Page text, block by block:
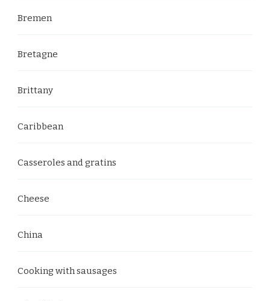
Bremen
Bretagne
Brittany
Caribbean
Casseroles and gratins
Cheese
China
Cooking with sausages